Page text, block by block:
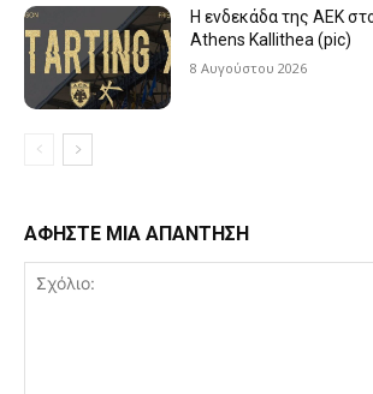
Η ενδεκάδα της ΑΕΚ
Athens Kallithea (pic)
8 Αυγούστου 2026
ΑΦΗΣΤΕ ΜΙΑ ΑΠΑΝΤΗΣΗ